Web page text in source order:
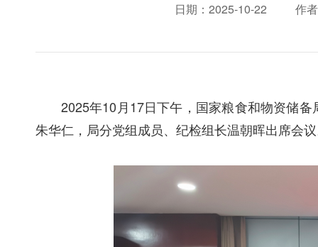
日期：2025-10-22 作
2025年10月17日下午，国家粮食和物资储
朱华仁，局分党组成员、纪检组长温朝晖出席会